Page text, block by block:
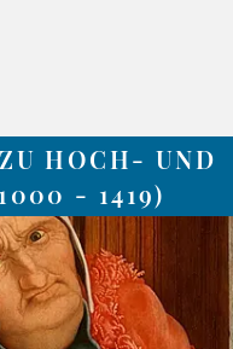
HOCH- UND
- 1419)